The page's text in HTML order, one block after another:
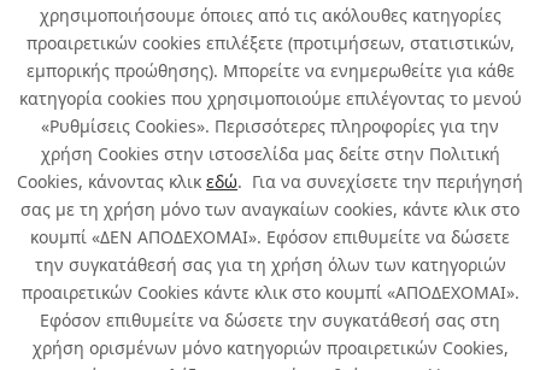
χρησιμοποιήσουμε όποιες από τις ακόλουθες κατηγορίες
προαιρετικών cookies επιλέξετε (προτιμήσεων, στατιστικών,
εμπορικής προώθησης). Μπορείτε να ενημερωθείτε για κάθε
κατηγορία cookies που χρησιμοποιούμε επιλέγοντας το μενού
«Ρυθμίσεις Cookies». Περισσότερες πληροφορίες για την
χρήση Cookies στην ιστοσελίδα μας δείτε στην Πολιτική
Cookies, κάνοντας κλικ εδώ. Για να συνεχίσετε την περιήγησή
σας με τη χρήση μόνο των αναγκαίων cookies, κάντε κλικ στο
κουμπί «ΔΕΝ ΑΠΟΔΕΧΟΜΑΙ». Εφόσον επιθυμείτε να δώσετε
την συγκατάθεσή σας για τη χρήση όλων των κατηγοριών
προαιρετικών Cookies κάντε κλικ στο κουμπί «ΑΠΟΔΕΧΟΜΑΙ».
Εφόσον επιθυμείτε να δώσετε την συγκατάθεσή σας στη
χρήση ορισμένων μόνο κατηγοριών προαιρετικών Cookies,
κωδ. 030471521
6τμχ/ συσκευασία
Περιορισμένη Διαθεσιμότητα
Σχετικά με εμάς
Χρήσιμα